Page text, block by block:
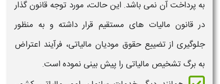
به پرداخت آن نمی باشد. این حالت، مورد توجه قانون گذار
در قانون مالیات های مستقیم قرار داشته و به منظور
جلوگیری از تضییع حقوق مودیان مالیاتی، فرآیند اعتراض
به برگ تشخیص مالیاتی را پیش بینی نموده است.